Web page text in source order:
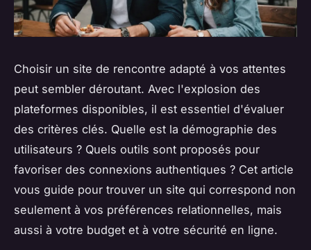
Choisir un site de rencontre adapté à vos attentes
peut sembler déroutant. Avec l'explosion des
plateformes disponibles, il est essentiel d'évaluer
des critères clés. Quelle est la démographie des
utilisateurs ? Quels outils sont proposés pour
favoriser des connexions authentiques ? Cet article
vous guide pour trouver un site qui correspond non
seulement à vos préférences relationnelles, mais
aussi à votre budget et à votre sécurité en ligne.